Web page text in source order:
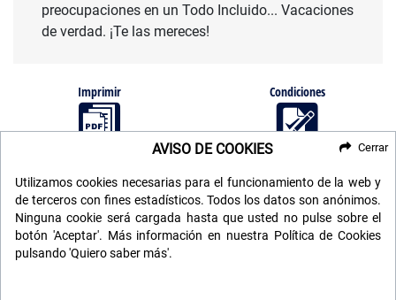
preocupaciones en un Todo Incluido... Vacaciones
de verdad. ¡Te las mereces!
Imprimir Condiciones
Seguros Cómo reservar
AVISO DE COOKIES
Utilizamos cookies necesarias para el funcionamiento de la web y
de terceros con fines estadísticos. Todos los datos son anónimos.
Ninguna cookie será cargada hasta que usted no pulse sobre el
botón 'Aceptar'. Más información en nuestra Política de Cookies
pulsando 'Quiero saber más'.
Cerrar